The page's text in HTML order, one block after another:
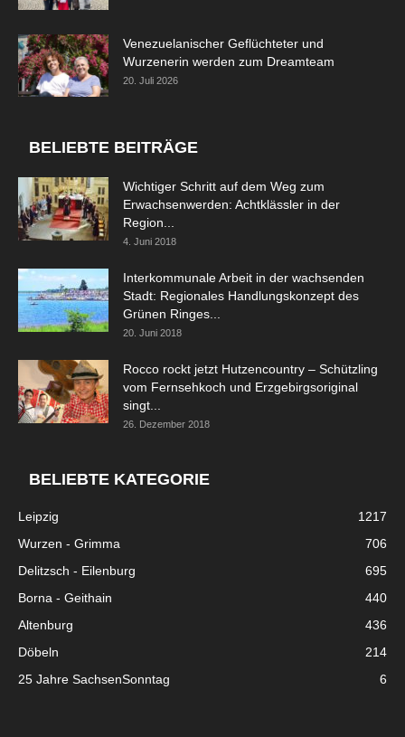
Venezuelanischer Geflüchteter und
Wurzenerin werden zum Dreamteam
20. Juli 2026
BELIEBTE BEITRÄGE
Wichtiger Schritt auf dem Weg zum
Erwachsenwerden: Achtklässler in der
Region...
4. Juni 2018
Interkommunale Arbeit in der wachsenden
Stadt: Regionales Handlungskonzept des
Grünen Ringes...
20. Juni 2018
Rocco rockt jetzt Hutzencountry – Schützling
vom Fernsehkoch und Erzgebirgsoriginal
singt...
26. Dezember 2018
BELIEBTE KATEGORIE
Leipzig
1217
Wurzen - Grimma
706
Delitzsch - Eilenburg
695
Borna - Geithain
440
Altenburg
436
Döbeln
214
25 Jahre SachsenSonntag
6